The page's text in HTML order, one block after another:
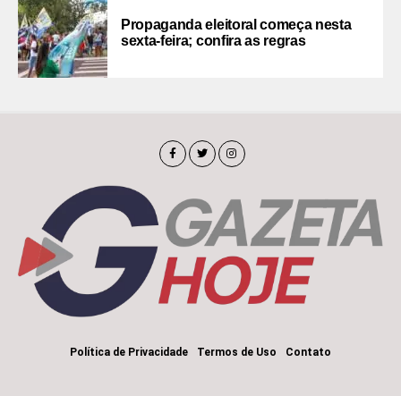
Propaganda eleitoral começa nesta
sexta-feira; confira as regras
Política de Privacidade Termos de Uso Contato